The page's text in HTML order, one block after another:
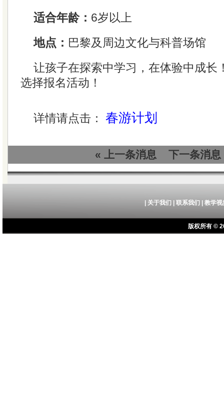
适合年龄： 6岁以上
地点： 巴黎及周边文化与科普场馆
让孩子在探索中学习，在体验中成长
选择报名活动！
详情请点击： 春游计划
« 上一条消息 下一条消息
关于我们 联系我们 教学视
版权所有 ©